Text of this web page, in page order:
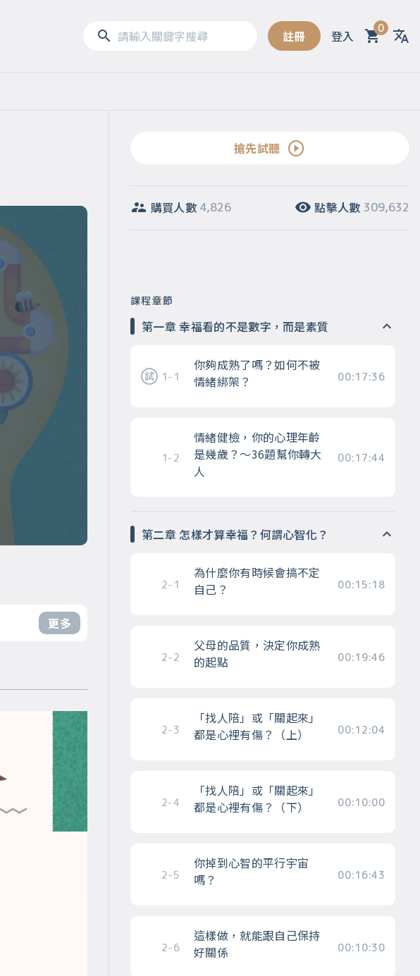
註冊 登入 0
更多
搶先試聽
購買人數 4,826 點擊人數 309,632
課程章節
第一章 幸福看的不是數字，而是素質
1-1
你夠成熟了嗎？如何不被
情緒綁架？
00:17:36
1-2
情緒健檢，你的心理年齡
是幾歲？～36題幫你轉大
人
00:17:44
第二章 怎樣才算幸福？何謂心智化？
2-1
為什麼你有時候會搞不定
自己？
00:15:18
2-2
父母的品質，決定你成熟
的起點
00:19:46
2-3
「找人陪」或「關起來」
都是心裡有傷？（上）
00:12:04
2-4
「找人陪」或「關起來」
都是心裡有傷？（下）
00:10:00
2-5
你掉到心智的平行宇宙
嗎？
00:16:43
2-6
這樣做，就能跟自己保持
好關係
00:10:30